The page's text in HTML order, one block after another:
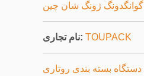
گوانگدونگ ژونگ شان چین
نام تجاری: TOUPACK
دستگاه بسته بندی روتاری